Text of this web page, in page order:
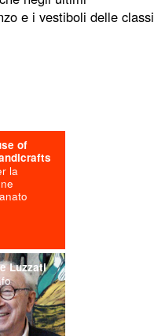
e i vestiboli delle classi
of
la
Luzzati